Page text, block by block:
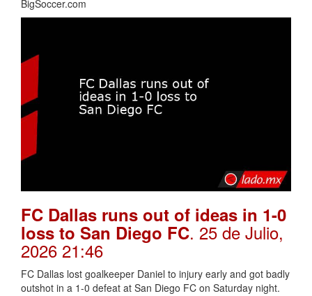
BigSoccer.com
FC Dallas runs out of ideas in 1-0
loss to San Diego FC. 25 de Julio,
2026 21:46
FC Dallas lost goalkeeper Daniel to injury early and got badly
outshot in a 1-0 defeat at San Diego FC on Saturday night.